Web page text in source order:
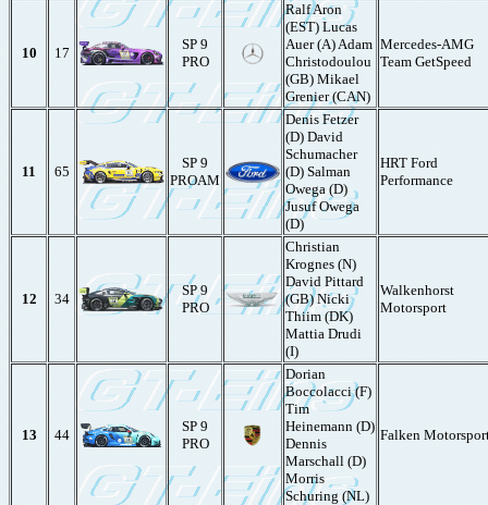
10 17
SP 9
PRO
Ralf Aron
(EST) Lucas
Auer (A) Adam
Christodoulou
(GB) Mikael
Grenier (CAN)
Mercedes-AMG
Team GetSpeed
11 65
SP 9
PROAM
Denis Fetzer
(D) David
Schumacher
(D) Salman
Owega (D)
Jusuf Owega
(D)
HRT Ford
Performance
12 34
SP 9
PRO
Christian
Krognes (N)
David Pittard
(GB) Nicki
Thiim (DK)
Mattia Drudi
(I)
Walkenhorst
Motorsport
13 44
SP 9
PRO
Dorian
Boccolacci (F)
Tim
Heinemann (D)
Dennis
Marschall (D)
Morris
Schuring (NL)
Falken